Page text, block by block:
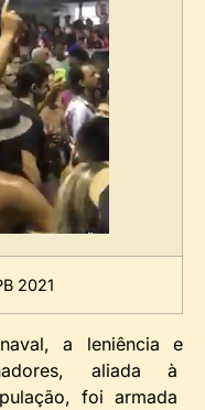
2021
a leniência e
aliada à
foi armada